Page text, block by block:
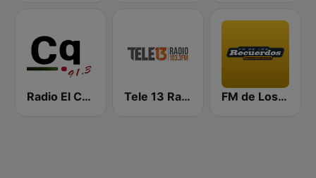
Radio El Conquistador Tele 13 Radio FM de Los Recuerdos